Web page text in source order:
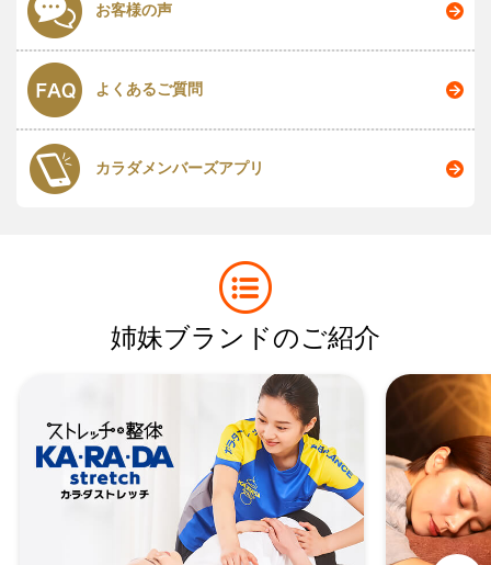
お客様の声
よくあるご質問
カラダメンバーズアプリ
姉妹ブランドのご紹介